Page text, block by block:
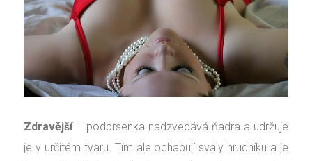
Zdravější– podprsenka nadzvedává ňadra a udržuje
je v určitém tvaru. Tím ale ochabují svaly hrudníku a je